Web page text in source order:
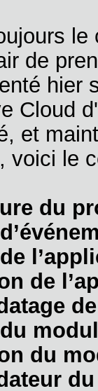
le
de
hier
Cloud
et
voici le
du
de
du